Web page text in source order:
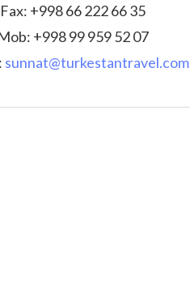
Fax: +998 66 222 66 35
+998 99 959 52 07
sunnat@turkestantravel.com